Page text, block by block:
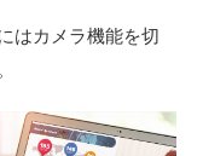
はカメラ機能を切